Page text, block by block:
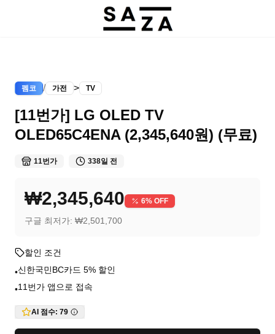
펨코 / 가전 > TV
[11번가] LG OLED TV
OLED65C4ENA (2,345,640원) (무료)
11번가 338일 전
₩2,345,640 6% OFF
구글 최저가: ₩2,501,700
할인 조건
•신한국민BC카드 5% 할인
•11번가 앱으로 접속
AI 점수: 79